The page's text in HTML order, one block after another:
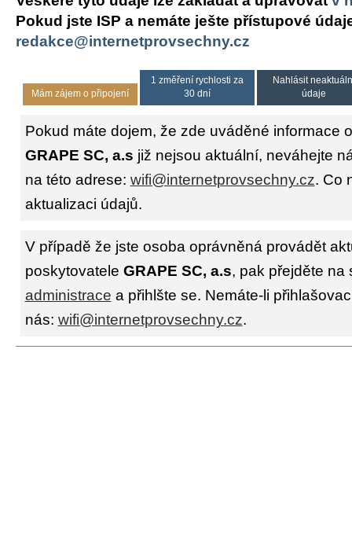
Pokud jste ISP a nemáte ješte přístupové
redakce@internetprovsechny.cz
Mám zájem o připojení
1 změření rychlosti za
30 dní
Nahlásit
údaje
Pokud máte dojem, že zde uváděné informace
GRAPE SC, a.s již nejsou aktuální, neváhejte
na této adrese: wifi@internetprovsechny.cz. Co
aktualizaci údajů.
V případě že jste osoba oprávněná provádět
poskytovatele GRAPE SC, a.s, pak přejděte na
administrace a přihlšte se. Nemáte-li
nás: wifi@internetprovsechny.cz.